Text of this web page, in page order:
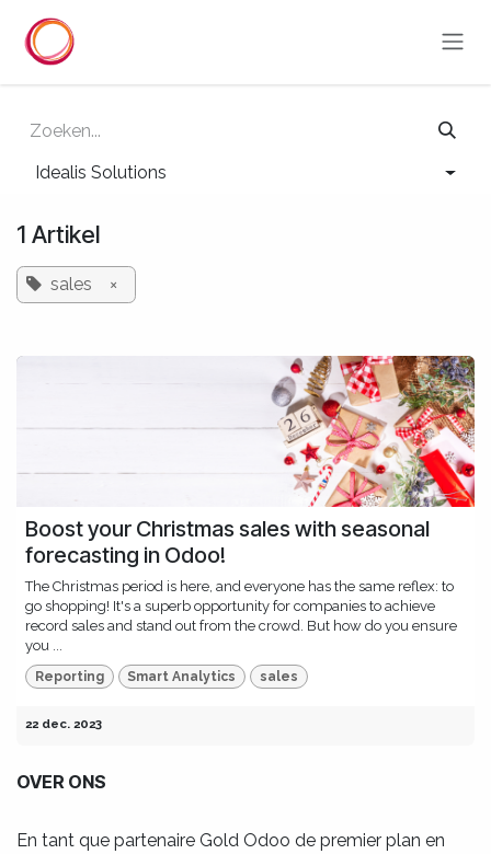
Idealis Solutions
1 Artikel
sales ×
Boost your Christmas sales with seasonal
forecasting in Odoo!
The Christmas period is here, and everyone has the same reflex: to
go shopping! It's a superb opportunity for companies to achieve
record sales and stand out from the crowd. But how do you ensure
you ...
Reporting Smart Analytics sales
22 dec. 2023
OVER ONS
En tant que partenaire Gold Odoo de premier plan en